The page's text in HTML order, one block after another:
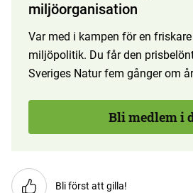
miljöorganisation
Var med i kampen för en
miljöpolitik. Du får den
Sveriges Natur fem gånger om
Bli medlem i
Bli först att gilla!